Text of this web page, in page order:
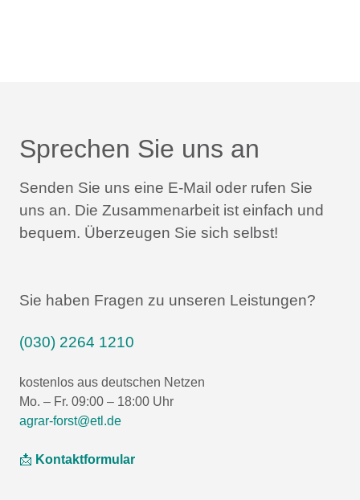
Sprechen Sie uns an
Senden Sie uns eine E-Mail oder rufen Sie
uns an. Die Zusammenarbeit ist einfach und
bequem. Überzeugen Sie sich selbst!
Sie haben Fragen zu unseren Leistungen?
(030) 2264 1210
kostenlos aus deutschen Netzen
Mo. – Fr. 09:00 – 18:00 Uhr
agrar-forst@etl.de
📩 Kontaktformular